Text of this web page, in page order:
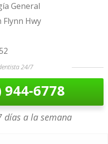
General
Flynn Hwy
24/7
944-6778
días a la semana